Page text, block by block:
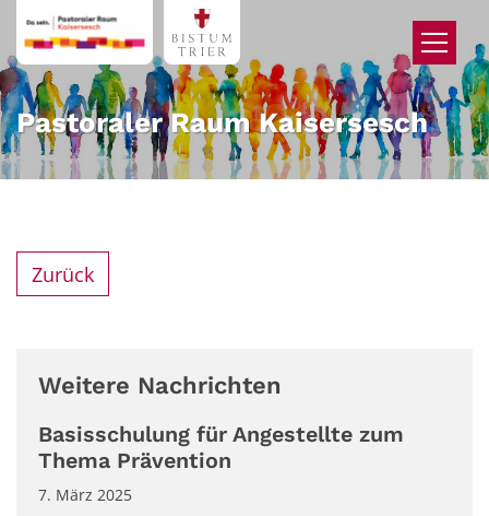
Zum Inhalt springen
Pastoraler Raum Kaisersesch
Zurück
Weitere Nachrichten
Basisschulung für Angestellte zum
Thema Prävention
7. März 2025